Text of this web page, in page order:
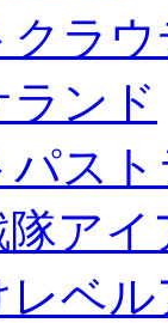
クラ
ランド
パス
隊ア
ベ